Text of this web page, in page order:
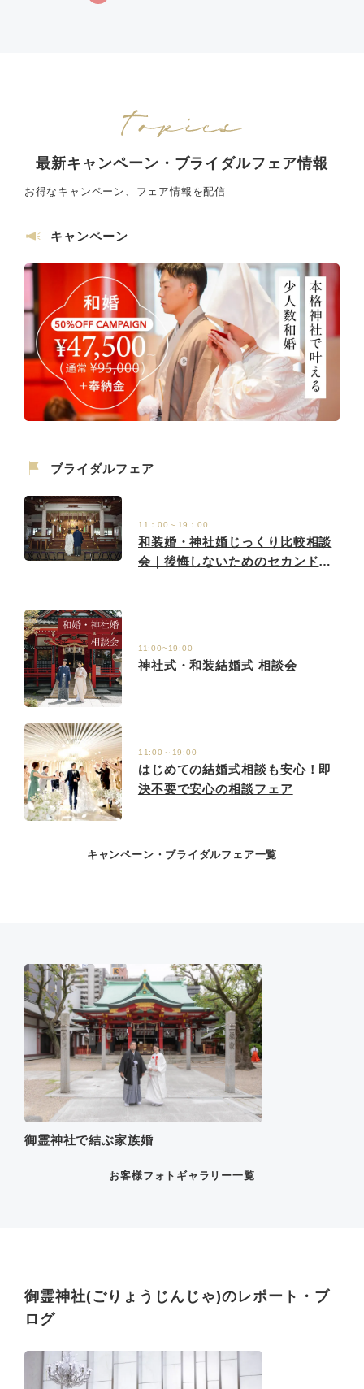
最新キャンペーン・ブライダルフェア情報
お得なキャンペーン、フェア情報を配信
キャンペーン
ブライダルフェア
11：00～19：00
和装婚・神社婚じっくり比較相談
会｜後悔しないためのセカンドオ
11:00~19:00
神社式・和装結婚式 相談会
11:00～19:00
はじめての結婚式相談も安心！即
決不要で安心の相談フェア
キャンペーン・ブライダルフェア一覧
御霊神社で結ぶ家族婚
お客様フォトギャラリー一覧
御霊神社(ごりょうじんじゃ)のレポート・ブ
ログ